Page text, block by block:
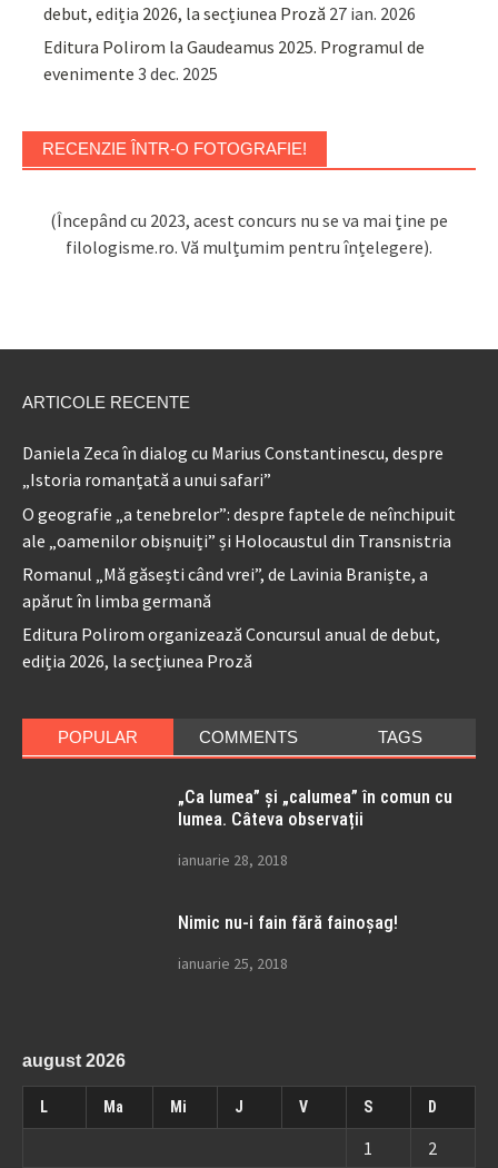
debut, ediția 2026, la secțiunea Proză 27 ian. 2026
Editura Polirom la Gaudeamus 2025. Programul de
evenimente 3 dec. 2025
RECENZIE ÎNTR-O FOTOGRAFIE!
(Începând cu 2023, acest concurs nu se va mai ține pe
filologisme.ro. Vă mulțumim pentru înțelegere).
ARTICOLE RECENTE
Daniela Zeca în dialog cu Marius Constantinescu, despre
„Istoria romanțată a unui safari”
O geografie „a tenebrelor”: despre faptele de neînchipuit
ale „oamenilor obișnuiți” și Holocaustul din Transnistria
Romanul „Mă găsești când vrei”, de Lavinia Braniște, a
apărut în limba germană
Editura Polirom organizează Concursul anual de debut,
ediția 2026, la secțiunea Proză
POPULAR COMMENTS TAGS
„Ca lumea” și „calumea” în comun cu
lumea. Câteva observații
ianuarie 28, 2018
Nimic nu-i fain fără fainoșag!
ianuarie 25, 2018
august 2026
L Ma Mi J V S D
1 2